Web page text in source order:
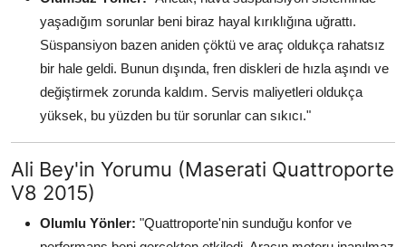
yaşadığım sorunlar beni biraz hayal kırıklığına uğrattı.
Süspansiyon bazen aniden çöktü ve araç oldukça rahatsız
bir hale geldi. Bunun dışında, fren diskleri de hızla aşındı ve
değiştirmek zorunda kaldım. Servis maliyetleri oldukça
yüksek, bu yüzden bu tür sorunlar can sıkıcı."
Ali Bey'in Yorumu (Maserati Quattroporte
V8 2015)
Olumlu Yönler: "Quattroporte'nin sunduğu konfor ve